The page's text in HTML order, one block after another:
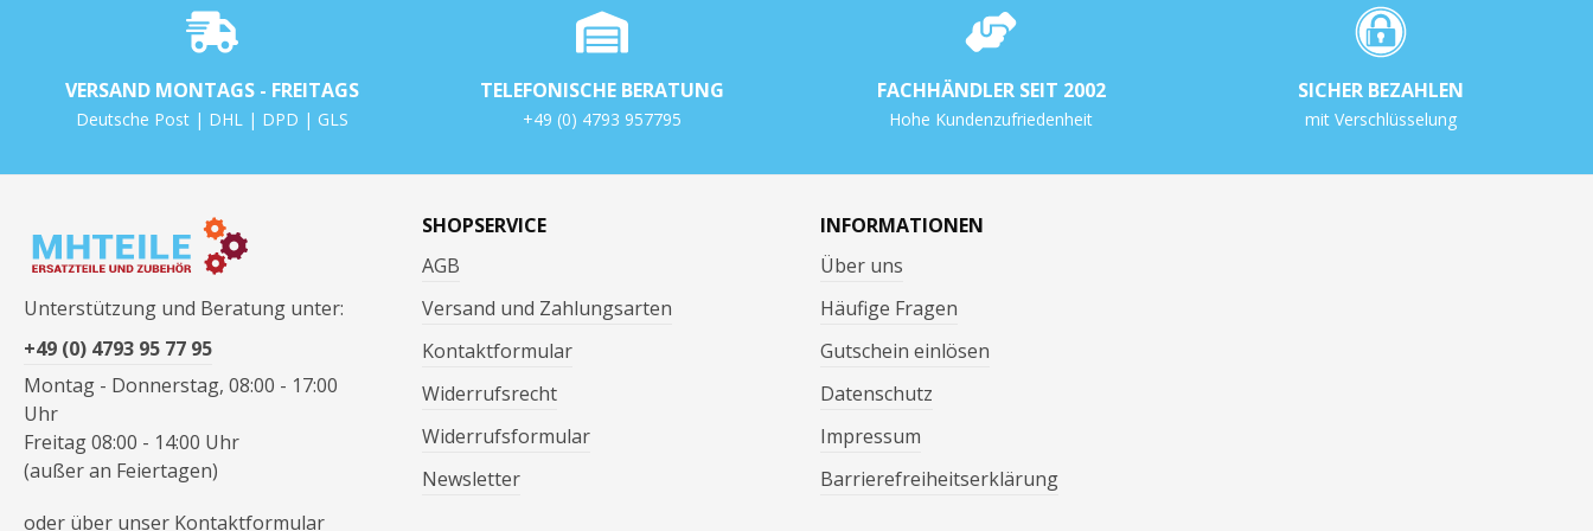
VERSAND MONTAGS - FREITAGS
Deutsche Post | DHL | DPD | GLS
TELEFONISCHE BERATUNG
+49 (0) 4793 957795
FACHHÄNDLER SEIT 2002
Hohe Kundenzufriedenheit
SICHER BEZAHLEN
mit Verschlüsselung
Unterstützung und Beratung unter:
+49 (0) 4793 95 77 95
Montag - Donnerstag, 08:00 - 17:00
Uhr
Freitag 08:00 - 14:00 Uhr
(außer an Feiertagen)
oder über unser Kontaktformular
SHOPSERVICE
AGB
Versand und Zahlungsarten
Kontaktformular
Widerrufsrecht
Widerrufsformular
Newsletter
INFORMATIONEN
Über uns
Häufige Fragen
Gutschein einlösen
Datenschutz
Impressum
Barrierefreiheitserklärung